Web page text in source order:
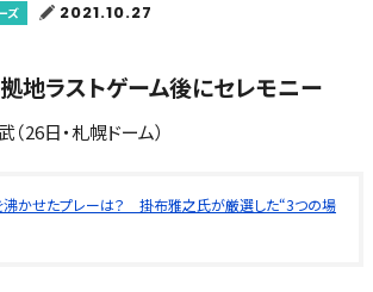
ズ 2021.10.27
地ラストゲーム後にセレモニー
26日・札幌ドーム）
沸かせたプレーは？ 掛布雅之氏が厳選した“3つの場